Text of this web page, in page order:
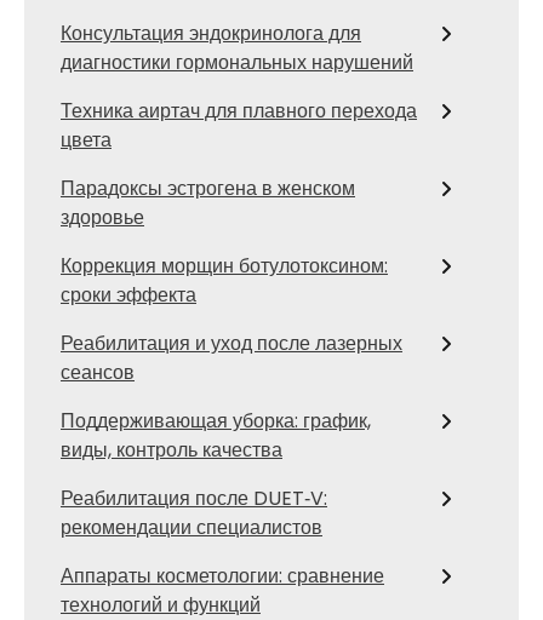
Консультация эндокринолога для
диагностики гормональных нарушений
Техника аиртач для плавного перехода
цвета
Парадоксы эстрогена в женском
здоровье
Коррекция морщин ботулотоксином:
сроки эффекта
Реабилитация и уход после лазерных
сеансов
Поддерживающая уборка: график,
виды, контроль качества
Реабилитация после DUET‑V:
рекомендации специалистов
Аппараты косметологии: сравнение
технологий и функций